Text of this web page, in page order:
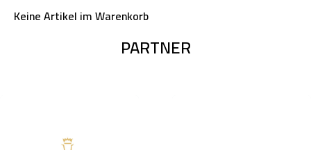
Keine Artikel im Warenkorb
PARTNER